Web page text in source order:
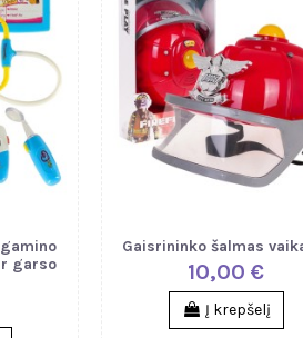
garso
Gaisrininko šalmas
10,00 €
Į krepšelį